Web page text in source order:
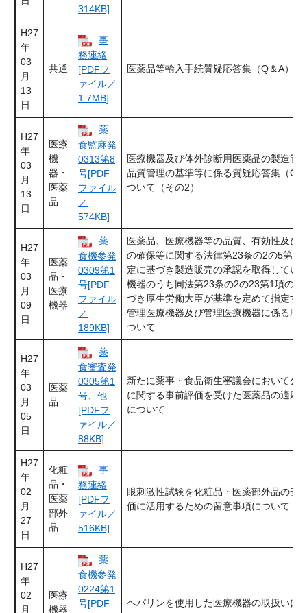
314KB]
H27
年
03
月
13
日
共通
事
務連絡
[PDFフ
ァイル／
1.7MB]
医薬品等輸入手続質疑応答集（Q＆A）に
H27
年
03
月
13
日
医療
機
器・
医薬
品
薬
食監麻発
0313第8
号[PDF
ファイル
／
574KB]
医療機器及び体外診断用医薬品の製造管
品質管理の基準等に係る質疑応答集（Q
ついて（その2）
H27
年
03
月
09
日
医薬
品・
医療
機器
薬
食機参発
0309第1
号[PDF
ファイル
／
189KB]
医薬品、医療機器等の品質、有効性及び
の確保等に関する法律第23条の2の5第1
定に基づき製造販売の承認を取得してい
機器のうち同法第23条の2の23第1項の規
づき厚生労働大臣が基準を定めて指定す
管理医療機器及び管理医療機器に係る取
ついて
H27
年
03
月
05
日
医薬
品
薬
食審査発
0305第1
号、他
[PDFフ
ァイル／
88KB]
新たに薬事・食品衛生審議会において公
に関する事前評価を受けた医薬品の適応
について
H27
年
02
月
27
日
化粧
品・
医薬
部外
品
事
務連絡
[PDFフ
ァイル／
516KB]
眼刺激性試験を化粧品・医薬部外品の安
価に活用するための留意事項について
H27
年
02
月
医療
機器
薬
食機参発
0224第1
号[PDF
ヘパリンを使用した医療機器の取扱いに